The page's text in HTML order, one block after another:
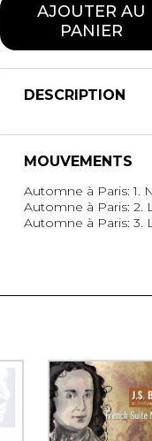
VoixAJOUTER AU
PANIER
DESCRIPTION
MOUVEMENTS
Automne à Paris: 1.
Automne à Paris: 2.
Automne à Paris: 3.